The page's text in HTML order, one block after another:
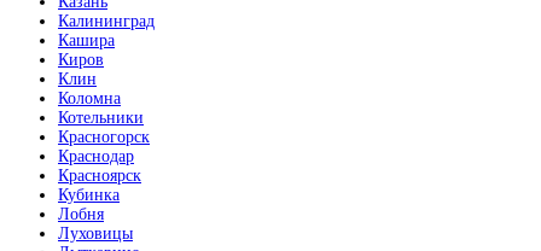
Калининград
Кашира
Киров
Клин
Коломна
Котельники
Красногорск
Краснодар
Красноярск
Кубинка
Лобня
Луховицы